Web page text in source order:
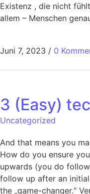
Existenz , die nicht
allem – Menschen
Juni 7, 2023 / 0
3 (Easy)
Uncategorized
And that means you
How do you ensure
upwards (you do
follow up after an
the „game-changer.“